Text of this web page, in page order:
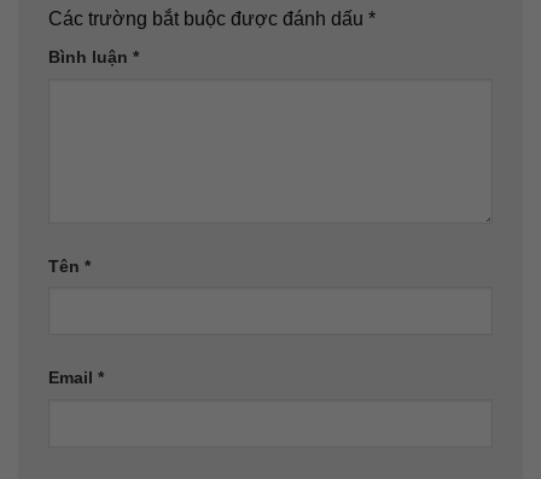
Các trường bắt buộc được đánh dấu *
Bình luận *
Tên *
Email *